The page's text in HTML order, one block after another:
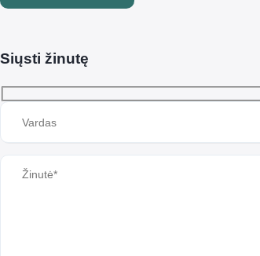
Siųsti žinutę